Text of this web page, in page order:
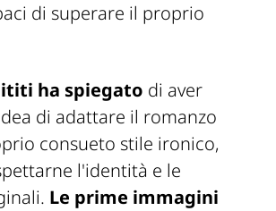
di superare il proprio
ha spiegato di aver
di adattare il romanzo
consueto stile ironico,
l'identità e le
Le prime immagini